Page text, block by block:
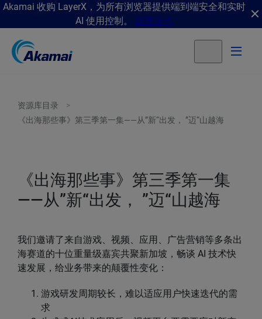
Akamai 收购 LayerX，为所有浏览器提供端到端安全和实时
AI 使用控制。 获取详情
资源库目录
《出海那些事》第三季第一集——从”新“出发， ”迈“山越海
《出海那些事》第三季第一集
——从”新“出发， ”迈“山越海
我们邀请了来自游戏、视频、应用、广告营销等多条出
海赛道的十位重量级嘉宾共聚新加坡，畅谈 AI 技术快
速发展，给业务带来的颠覆性变化：
游戏研发周期较长，难以适应用户快速迭代的需
求